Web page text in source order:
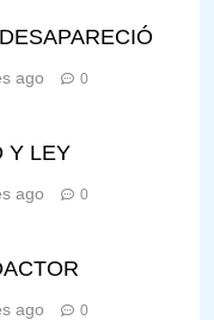
ago 0
Y LEY
ago 0
ago 0